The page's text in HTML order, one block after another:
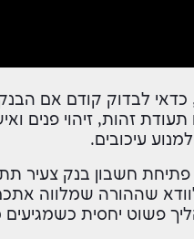
16 ומעלה, כדאי לבדוק
תעודת זהות, זיהוי פנים
עיכובים.
אתם בני 14 עד 16, פתיחת
שההורה שמלווה
פשוט יחסית כשמגיעים